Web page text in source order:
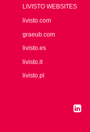
LIVISTO WEBSITES
livisto.com
graeub.com
livisto.es
livisto.it
livisto.pl